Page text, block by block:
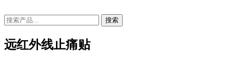
搜索
远红外线止痛贴